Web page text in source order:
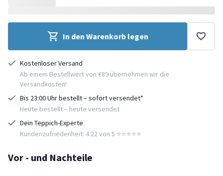
In den Warenkorb legen
Kostenloser Versand
Ab einem Bestellwert von €89 übernehmen wir die
Versandkosten!
Bis 23:00 Uhr bestellt – sofort versendet*
Heute bestellt – heute versendet
Dein Teppich-Experte
Kundenzufriedenheit: 4.22 von 5 ⭐️⭐️⭐️⭐️⭐️
Vor - und Nachteile